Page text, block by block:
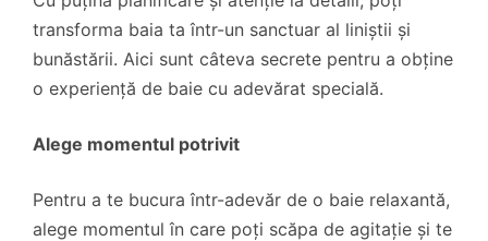
transforma baia ta într-un sanctuar al liniștii și
bunăstării. Aici sunt câteva secrete pentru a obține
o experiență de baie cu adevărat specială.
Alege momentul potrivit
Pentru a te bucura într-adevăr de o baie relaxantă,
alege momentul în care poți scăpa de agitație și te